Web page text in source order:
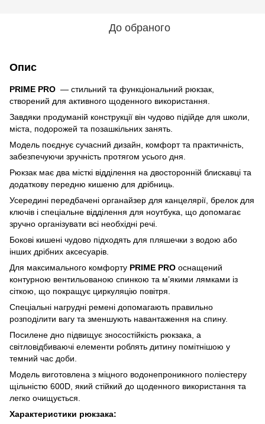
До обраного
Опис
PRIME PRO — стильний та функціональний рюкзак,
створений для активного щоденного використання.
Завдяки продуманій конструкції він чудово підійде для школи,
міста, подорожей та позашкільних занять.
Модель поєднує сучасний дизайн, комфорт та практичність,
забезпечуючи зручність протягом усього дня.
Рюкзак має два місткі відділення на двосторонній блискавці та
додаткову передню кишеню для дрібниць.
Усередині передбачені органайзер для канцелярії, брелок для
ключів і спеціальне відділення для ноутбука, що допомагає
зручно організувати всі необхідні речі.
Бокові кишені чудово підходять для пляшечки з водою або
інших дрібних аксесуарів.
Для максимального комфорту PRIME PRO оснащений
контурною вентильованою спинкою та м’якими лямками із
сіткою, що покращує циркуляцію повітря.
Спеціальні нагрудні ремені допомагають правильно
розподілити вагу та зменшують навантаження на спину.
Посилене дно підвищує зносостійкість рюкзака, а
світловідбиваючі елементи роблять дитину помітнішою у
темний час доби.
Модель виготовлена з міцного водонепроникного поліестеру
щільністю 600D, який стійкий до щоденного використання та
легко очищується.
Характеристики рюкзака: